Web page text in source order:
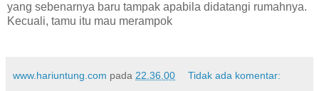
yang sebenarnya baru tampak apabila didatangi rumahnya.
Kecuali, tamu itu mau merampok
www.hariuntung.com pada 22.36.00 Tidak ada komentar: